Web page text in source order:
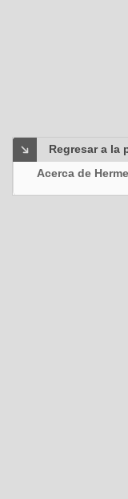
Regresar a la
Acerca de